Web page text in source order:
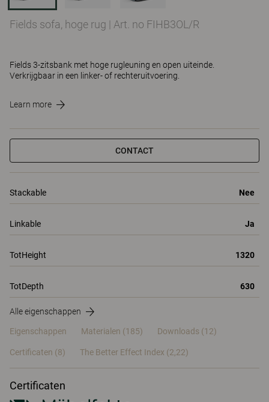
Fields sofa, hoge rug | Art. no FIHB3OL/R
Fields 3-zitsbank met hoge rugleuning en open uiteinde.
Verkrijgbaar in een linker- of rechteruitvoering.
Learn more
CONTACT
Stackable Nee
Linkable Ja
TotHeight 1320
TotDepth 630
Alle eigenschappen
Eigenschappen Materialen (185) Downloads (12)
Certificaten (8) The Better Effect Index (2,22)
Certificaten